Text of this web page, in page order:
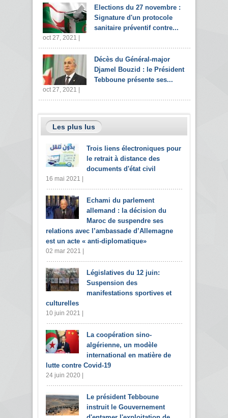
Elections du 27 novembre :
Signature d'un protocole
sanitaire préventif contre...
oct 27, 2021 |
Décès du Général-major
Djamel Bouzid : le Président
Tebboune présente ses...
oct 27, 2021 |
Les plus lus
Trois liens électroniques pour
le retrait à distance des
documents d'état civil
16 mai 2021 |
Echami du parlement
allemand : la décision du
Maroc de suspendre ses
relations avec l’ambassade d’Allemagne
est un acte « anti-diplomatique»
02 mar 2021 |
Législatives du 12 juin:
Suspension des
manifestations sportives et
culturelles
10 juin 2021 |
La coopération sino-
algérienne, un modèle
international en matière de
lutte contre Covid-19
24 juin 2020 |
Le président Tebboune
instruit le Gouvernement